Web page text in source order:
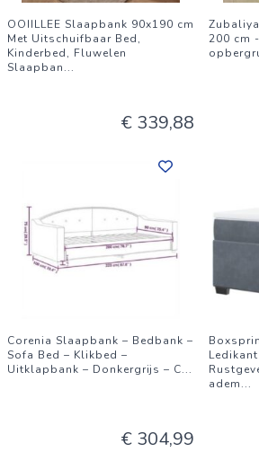
OOIILLEE Slaapbank 90x190 cm
Met Uitschuifbaar Bed,
Kinderbed, Fluwelen
Slaapban...
€ 339,88
200 cm
Corenia Slaapbank – Bedbank –
Sofa Bed – Klikbed –
Uitklapbank – Donkergrijs – C...
€ 304,99
adem...